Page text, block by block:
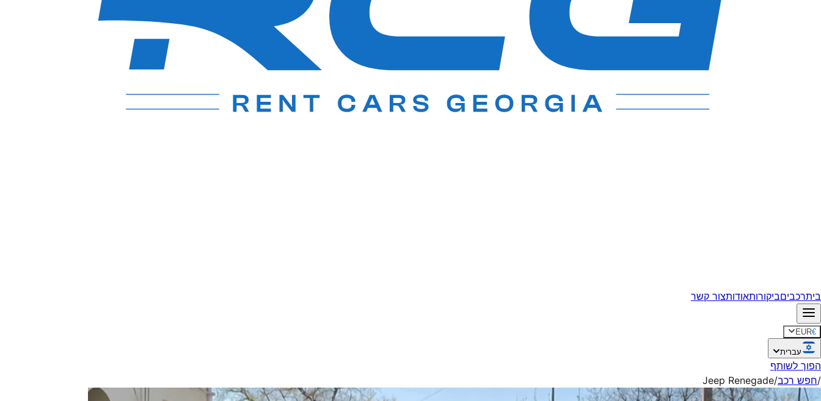
ביתרכביםביקורותאודותצור קשר
€
EUR
עברית
הפוך לשותף
/חפש רכב/
Jeep Renegade